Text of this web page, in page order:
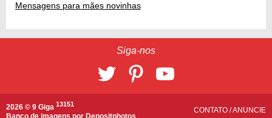
Mensagens para mães novinhas
Siga-nos
2026 © 9 Giga 13151
Banco de imagens por Depositphotos
CONTATO /ANUNCIE